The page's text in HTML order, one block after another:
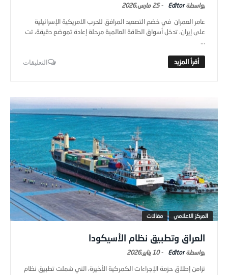
Editor
-25 مارس,2026
عامر العمران في خضم التصعيد المرافق للحرب الامريكية الإسرائيلية
على إيران، تدخل أسواق الطاقة العالمية مرحلة إعادة تموضع دقيقة، تت
...
التعليقات
المركز الاعلامي مقالات
العراق وتطبيق نظام الأسيكودا
Editor
-10 يناير,2026
تزامن إطلاق حزمة الإجراءات الكمركية الأخيرة، التي شملت تطبيق نظام